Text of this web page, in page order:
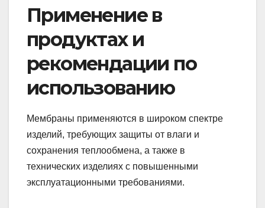
Применение в
продуктах и
рекомендации по
использованию
Мембраны применяются в широком спектре
изделий, требующих защиты от влаги и
сохранения теплообмена, а также в
технических изделиях с повышенными
эксплуатационными требованиями.